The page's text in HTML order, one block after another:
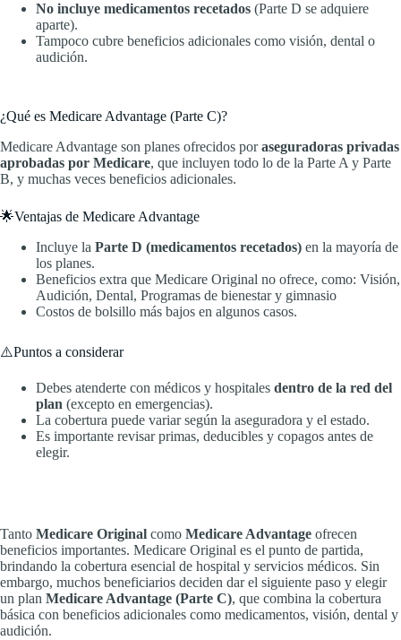
No incluye medicamentos recetados (Parte D se adquiere
aparte).
Tampoco cubre beneficios adicionales como visión, dental o
audición.
¿Qué es Medicare Advantage (Parte C)?
Medicare Advantage son planes ofrecidos poraseguradoras privadas
aprobadas por Medicare, que incluyen todo lo de la Parte A y Parte
B, y muchas veces beneficios adicionales.
🌟Ventajas de Medicare Advantage
Incluye la Parte D (medicamentos recetados) en la mayoría de
los planes.
Beneficios extra que Medicare Original no ofrece, como: Visión,
Audición, Dental, Programas de bienestar y gimnasio
Costos de bolsillo más bajos en algunos casos.
⚠️Puntos a considerar
Debes atenderte con médicos y hospitales dentro de la red del
plan (excepto en emergencias).
La cobertura puede variar según la aseguradora y el estado.
Es importante revisar primas, deducibles y copagos antes de
elegir.
Tanto Medicare Original como Medicare Advantage ofrecen
beneficios importantes. Medicare Original es el punto de partida,
brindando la cobertura esencial de hospital y servicios médicos. Sin
embargo, muchos beneficiarios deciden dar el siguiente paso y elegir
un plan Medicare Advantage (Parte C), que combina la cobertura
básica con beneficios adicionales como medicamentos, visión, dental y
audición.